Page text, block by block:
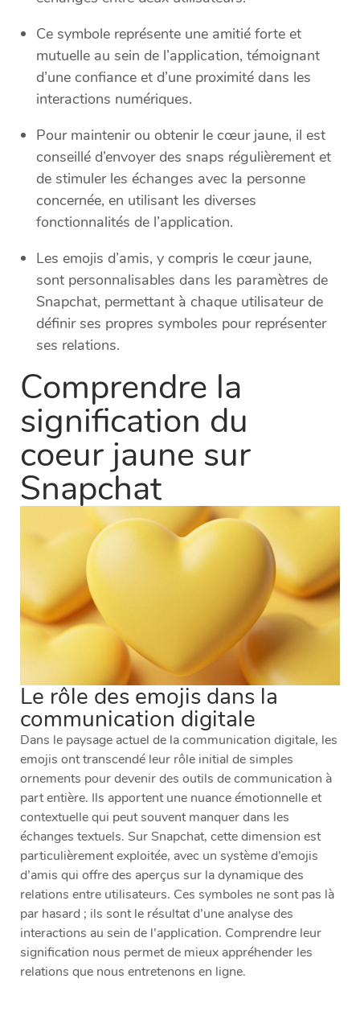
Ce symbole représente une amitié forte et
mutuelle au sein de l’application, témoignant
d’une confiance et d’une proximité dans les
interactions numériques.
Pour maintenir ou obtenir le cœur jaune, il est
conseillé d’envoyer des snaps régulièrement et
de stimuler les échanges avec la personne
concernée, en utilisant les diverses
fonctionnalités de l’application.
Les emojis d’amis, y compris le cœur jaune,
sont personnalisables dans les paramètres de
Snapchat, permettant à chaque utilisateur de
définir ses propres symboles pour représenter
ses relations.
Comprendre la
signification du
coeur jaune sur
Snapchat
Le rôle des emojis dans la
communication digitale
Dans le paysage actuel de la communication digitale, les
emojis ont transcendé leur rôle initial de simples
ornements pour devenir des outils de communication à
part entière. Ils apportent une nuance émotionnelle et
contextuelle qui peut souvent manquer dans les
échanges textuels. Sur Snapchat, cette dimension est
particulièrement exploitée, avec un système d’emojis
d’amis qui offre des aperçus sur la dynamique des
relations entre utilisateurs. Ces symboles ne sont pas là
par hasard ; ils sont le résultat d’une analyse des
interactions au sein de l’application. Comprendre leur
signification nous permet de mieux appréhender les
relations que nous entretenons en ligne.